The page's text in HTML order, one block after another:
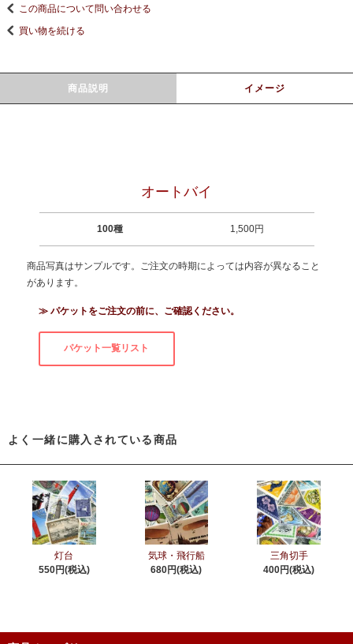
この商品について問い合わせる
買い物を続ける
商品説明 イメージ
オートバイ
100種 1,500円
商品写真はサンプルです。ご注文の時期によっては内容が異なること
があります。
≫ パケットをご注文の前に、ご確認ください。
パケット一覧リスト
よく一緒に購入されている商品
灯台
550円(税込)
気球・飛行船
680円(税込)
三角切手
400円(税込)